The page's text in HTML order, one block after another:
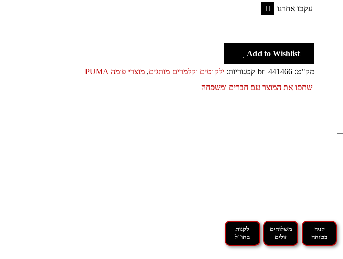
תא
עקבו אחרנו
Add to Wishlist
מק"ט: br_441466 קטגוריות: ילקוטים וקלמרים מותגים, מוצרי פומה PUMA
שתפו את המוצר עם חברים ומשפחה
קניה
בטוחה
משלוחים
זולים
לקנות
בחו"ל